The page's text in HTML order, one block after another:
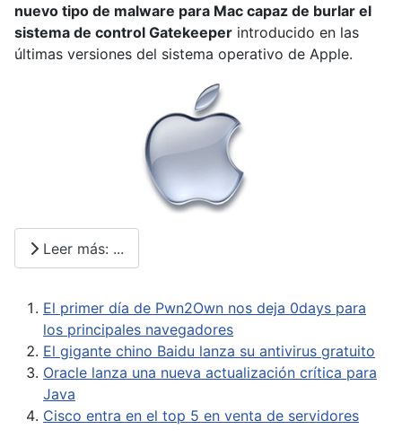
nuevo tipo de malware para Mac capaz de burlar el
sistema de control Gatekeeper introducido en las
últimas versiones del sistema operativo de Apple.
Leer más: ...
El primer día de Pwn2Own nos deja 0days para
los principales navegadores
El gigante chino Baidu lanza su antivirus gratuito
Oracle lanza una nueva actualización crítica para
Java
Cisco entra en el top 5 en venta de servidores